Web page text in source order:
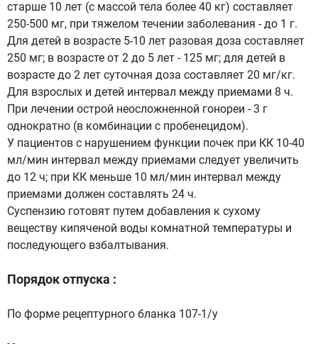
старше 10 лет (с массой тела более 40 кг) составляет
250-500 мг, при тяжелом течении заболевания - до 1 г.
Для детей в возрасте 5-10 лет разовая доза составляет
250 мг; в возрасте от 2 до 5 лет - 125 мг; для детей в
возрасте до 2 лет суточная доза составляет 20 мг/кг.
Для взрослых и детей интервал между приемами 8 ч.
При лечении острой неосложненной гонореи - 3 г
однократно (в комбинации с пробенецидом).
У пациентов с нарушением функции почек при КК 10-40
мл/мин интервал между приемами следует увеличить
до 12 ч; при КК меньше 10 мл/мин интервал между
приемами должен составлять 24 ч.
Суспензию готовят путем добавления к сухому
веществу кипяченой воды комнатной температуры и
последующего взбалтывания.
Порядок отпуска :
По форме рецептурного бланка 107-1/у